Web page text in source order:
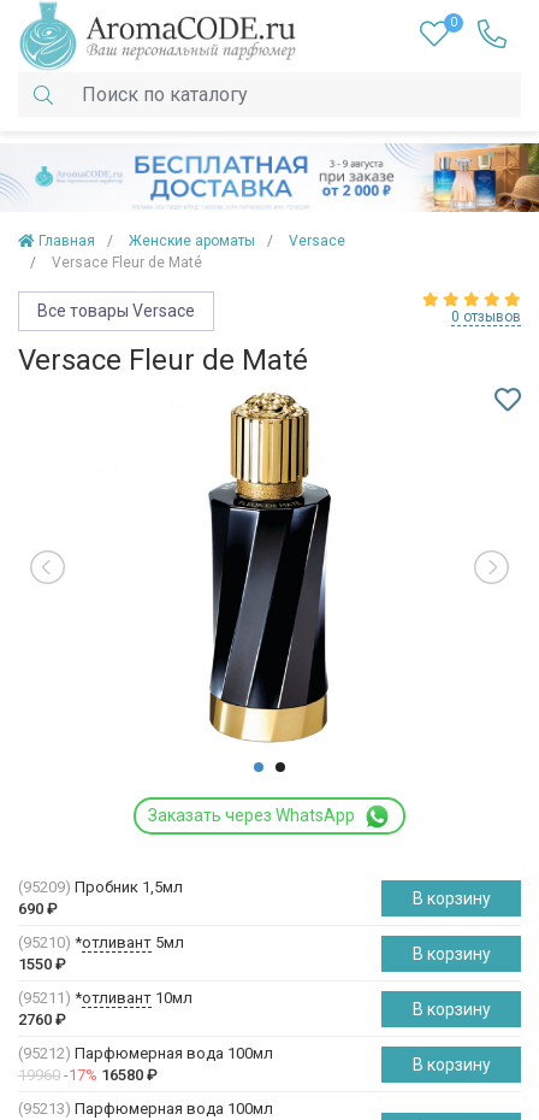
0
Главная Женские ароматы
Versace
Versace Fleur de Maté
Все товары Versace 0 отзывов
Versace Fleur de Maté
Заказать через WhatsApp
(95209) Пробник 1,5мл
690 ₽
В корзину
(95210) *отливант 5мл
1550 ₽
В корзину
(95211) *отливант 10мл
2760 ₽
В корзину
(95212) Парфюмерная вода 100мл
19960 -17% 16580 ₽
В корзину
(95213) Парфюмерная вода 100мл